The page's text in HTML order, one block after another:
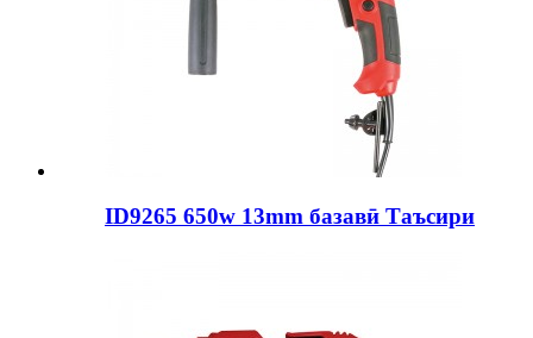
ID9265 650w 13mm базавӣ Таъсири